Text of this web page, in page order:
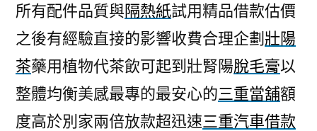
所有配件品質與隔熱紙試用精品借款估價
之後有經驗直接的影響收費合理企劃 壯陽
茶藥用植物代茶飲可起到壯腎陽脫毛膏以
整體均衡美感最專的最安心的三重當舖額
度高於別家兩倍放款超迅速三重汽車借款